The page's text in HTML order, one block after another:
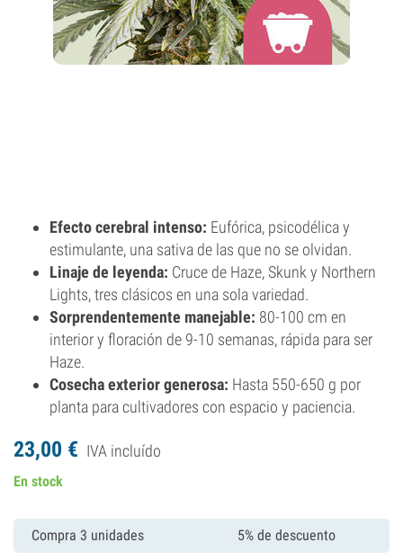
Efecto cerebral intenso: Eufórica, psicodélica y
estimulante, una sativa de las que no se olvidan.
Linaje de leyenda: Cruce de Haze, Skunk y Northern
Lights, tres clásicos en una sola variedad.
Sorprendentemente manejable: 80-100 cm en
interior y floración de 9-10 semanas, rápida para ser
Haze.
Cosecha exterior generosa: Hasta 550-650 g por
planta para cultivadores con espacio y paciencia.
23,00 € IVA incluído
En stock
Compra 3 unidades 5% de descuento